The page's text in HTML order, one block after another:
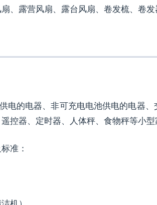
、露营风扇、露台风扇、卷发梳、卷发
电的电器、非可充电电池供电的电器
控器、定时器、人体秤、食物秤等小型
准：